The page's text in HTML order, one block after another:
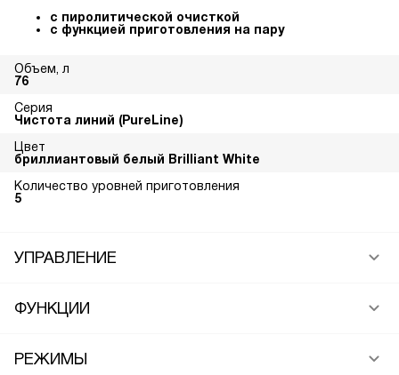
с пиролитической очисткой
с функцией приготовления на пару
Объем, л
76
Серия
Чистота линий (PureLine)
Цвет
бриллиантовый белый Brilliant White
Количество уровней приготовления
5
УПРАВЛЕНИЕ
ФУНКЦИИ
РЕЖИМЫ